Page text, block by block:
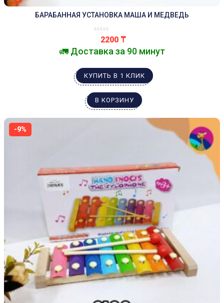
БАРАБАННАЯ УСТАНОВКА МАША И МЕДВЕДЬ
2200 ₸
🚛 Доставка за 90 минут
КУПИТЬ В 1 КЛИК
В КОРЗИНУ
-9%